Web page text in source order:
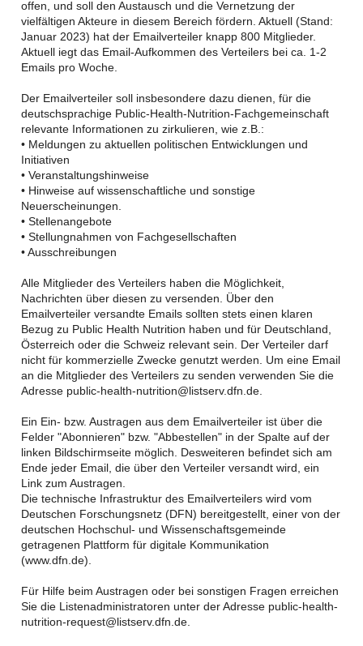
offen, und soll den Austausch und die Vernetzung der
vielfältigen Akteure in diesem Bereich fördern. Aktuell (Stand:
Januar 2023) hat der Emailverteiler knapp 800 Mitglieder.
Aktuell iegt das Email-Aufkommen des Verteilers bei ca. 1-2
Emails pro Woche.
Der Emailverteiler soll insbesondere dazu dienen, für die
deutschsprachige Public-Health-Nutrition-Fachgemeinschaft
relevante Informationen zu zirkulieren, wie z.B.:
• Meldungen zu aktuellen politischen Entwicklungen und
Initiativen
• Veranstaltungshinweise
• Hinweise auf wissenschaftliche und sonstige
Neuerscheinungen.
• Stellenangebote
• Stellungnahmen von Fachgesellschaften
• Ausschreibungen
Alle Mitglieder des Verteilers haben die Möglichkeit,
Nachrichten über diesen zu versenden. Über den
Emailverteiler versandte Emails sollten stets einen klaren
Bezug zu Public Health Nutrition haben und für Deutschland,
Österreich oder die Schweiz relevant sein. Der Verteiler darf
nicht für kommerzielle Zwecke genutzt werden. Um eine Email
an die Mitglieder des Verteilers zu senden verwenden Sie die
Adresse public-health-nutrition@listserv.dfn.de.
Ein Ein- bzw. Austragen aus dem Emailverteiler ist über die
Felder "Abonnieren" bzw. "Abbestellen" in der Spalte auf der
linken Bildschirmseite möglich. Desweiteren befindet sich am
Ende jeder Email, die über den Verteiler versandt wird, ein
Link zum Austragen.
Die technische Infrastruktur des Emailverteilers wird vom
Deutschen Forschungsnetz (DFN) bereitgestellt, einer von der
deutschen Hochschul- und Wissenschaftsgemeinde
getragenen Plattform für digitale Kommunikation
(www.dfn.de).
Für Hilfe beim Austragen oder bei sonstigen Fragen erreichen
Sie die Listenadministratoren unter der Adresse public-health-
nutrition-request@listserv.dfn.de.